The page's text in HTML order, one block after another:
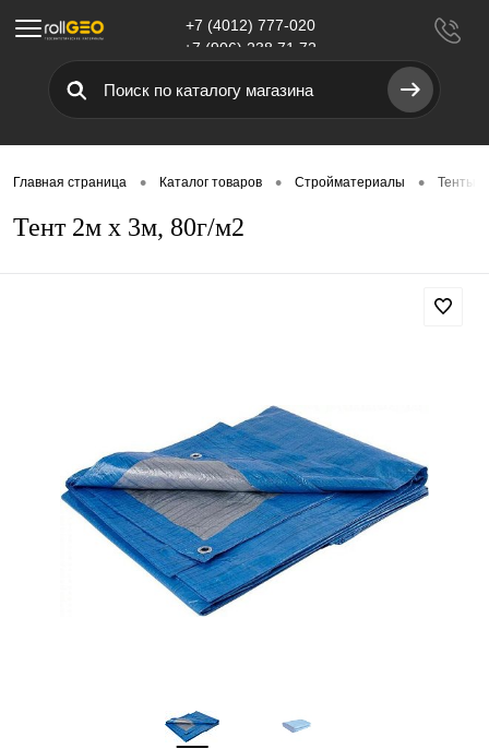
Меню
+7 (4012) 777-020
+7 (906) 238 71 72
Главная страница • Каталог товаров • Стройматериалы • Тенты
Тент 2м х 3м, 80г/м2